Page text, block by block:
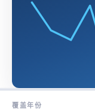
覆盖年份